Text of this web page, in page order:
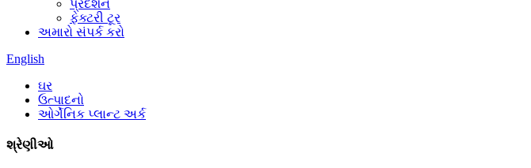
પ્રદર્શન
ફેક્ટરી ટૂર
અમારો સંપર્ક કરો
English
ઘર
ઉત્પાદનો
ઓર્ગેનિક પ્લાન્ટ અર્ક
શ્રેણીઓ